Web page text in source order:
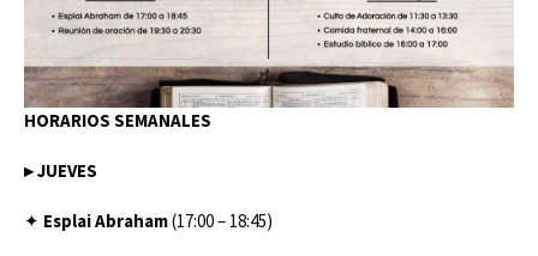
HORARIOS SEMANALES
▸JUEVES
✦ Esplai Abraham(17:00 – 18:45)